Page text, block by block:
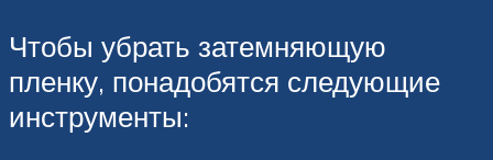
Чтобы убрать затемняющую
пленку, понадобятся следующие
инструменты: